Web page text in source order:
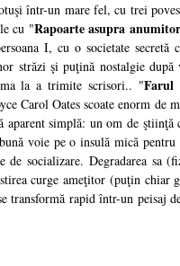
într-un mare fel, cu trei
cu "Rapoarte asupra
I, cu o societate secretă
străzi şi puţină nostalgie
la a trimite scrisori.. "Farul
Carol Oates scoate enorm de
simplă: un om de ştiinţă
voie pe o insulă mică pentru
socializare. Degradarea sa
curge ameţitor (puţin chiar
transformă rapid într-un peisaj